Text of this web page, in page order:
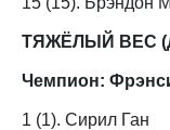
ТЯЖЁЛЫЙ ВЕС
Чемпион:
1 (1). Сирил Ган